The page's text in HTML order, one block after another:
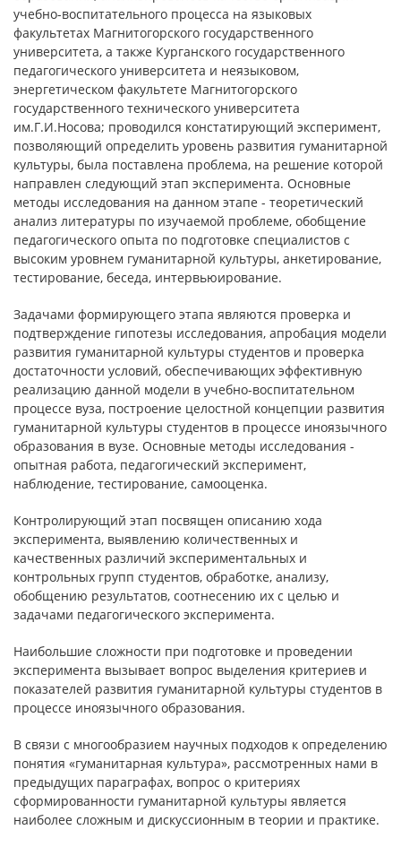
учебно-воспитательного процесса на языковых
факультетах Магнитогорского государственного
университета, а также Курганского государственного
педагогического университета и неязыковом,
энергетическом факультете Магнитогорского
государственного технического университета
им.Г.И.Носова; проводился констатирующий эксперимент,
позволяющий определить уровень развития гуманитарной
культуры, была поставлена проблема, на решение которой
направлен следующий этап эксперимента. Основные
методы исследования на данном этапе - теоретический
анализ литературы по изучаемой проблеме, обобщение
педагогического опыта по подготовке специалистов с
высоким уровнем гуманитарной культуры, анкетирование,
тестирование, беседа, интервьюирование.
Задачами формирующего этапа являются проверка и
подтверждение гипотезы исследования, апробация модели
развития гуманитарной культуры студентов и проверка
достаточности условий, обеспечивающих эффективную
реализацию данной модели в учебно-воспитательном
процессе вуза, построение целостной концепции развития
гуманитарной культуры студентов в процессе иноязычного
образования в вузе. Основные методы исследования -
опытная работа, педагогический эксперимент,
наблюдение, тестирование, самооценка.
Контролирующий этап посвящен описанию хода
эксперимента, выявлению количественных и
качественных различий экспериментальных и
контрольных групп студентов, обработке, анализу,
обобщению результатов, соотнесению их с целью и
задачами педагогического эксперимента.
Наибольшие сложности при подготовке и проведении
эксперимента вызывает вопрос выделения критериев и
показателей развития гуманитарной культуры студентов в
процессе иноязычного образования.
В связи с многообразием научных подходов к определению
понятия «гуманитарная культура», рассмотренных нами в
предыдущих параграфах, вопрос о критериях
сформированности гуманитарной культуры является
наиболее сложным и дискуссионным в теории и практике.